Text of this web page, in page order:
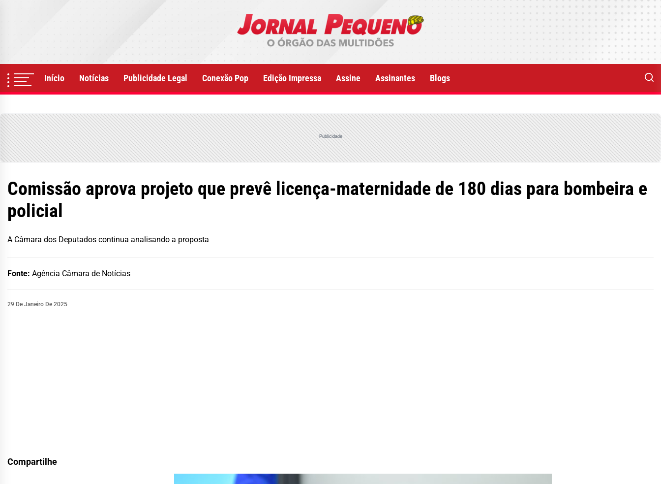
Início Notícias Publicidade Legal Conexão Pop Edição Impressa Assine Assinantes Blogs
Publicidade
Comissão aprova projeto que prevê licença-maternidade de 180 dias para bombeira e
policial
A Câmara dos Deputados continua analisando a proposta
Fonte: Agência Câmara de Notícias
29 De Janeiro De 2025
Compartilhe